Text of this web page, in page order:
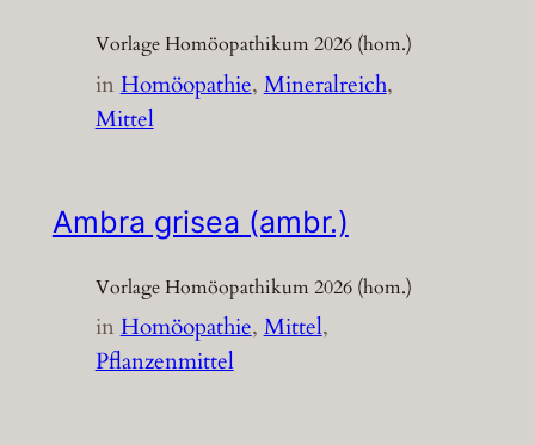
Vorlage Homöopathikum 2026 (hom.)
inHomöopathie, Mineralreich
Mittel
Ambra grisea (ambr.)
Vorlage Homöopathikum 2026 (hom.)
inHomöopathie, Mittel
Pflanzenmittel